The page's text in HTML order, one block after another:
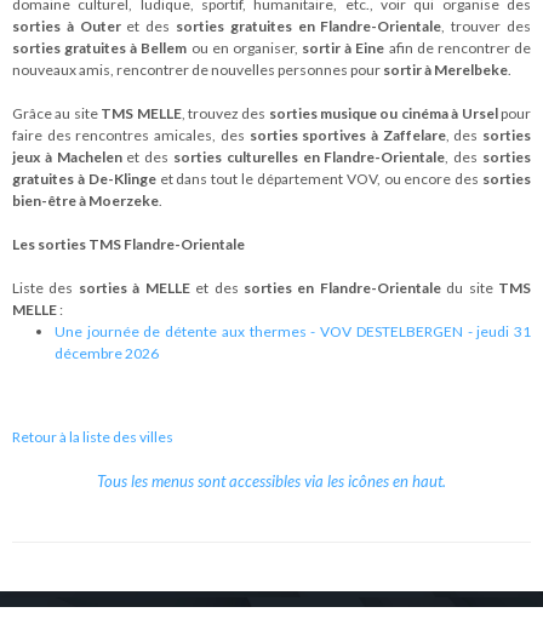
domaine culturel, ludique, sportif, humanitaire, etc., voir qui organise des
sorties à Outeret des sorties gratuites en Flandre-Orientale, trouver des
sorties gratuites à Bellem ou en organiser, sortir à Eine afin de rencontrer de
nouveaux amis, rencontrer de nouvelles personnes pour sortir à Merelbeke.
Grâce au site TMS MELLE, trouvez des sorties musique ou cinéma à Urselpour
faire des rencontres amicales, des sorties sportives à Zaffelare, des sorties
jeux à Machelenet des sorties culturelles en Flandre-Orientale, des sorties
gratuites à De-Klingeet dans tout le département VOV, ou encore des sorties
bien-être à Moerzeke.
Les sorties TMS Flandre-Orientale
Liste des sorties à MELLEet des sorties en Flandre-Orientaledu site TMS
MELLE :
Une journée de détente aux thermes - VOV DESTELBERGEN - jeudi 31
décembre 2026
Retour à la liste des villes
Tous les menus sont accessibles via les icônes en haut.